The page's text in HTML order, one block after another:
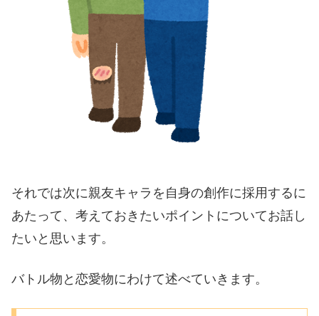
それでは次に親友キャラを自身の創作に採用するに
あたって、考えておきたいポイントについてお話し
たいと思います。
バトル物と恋愛物にわけて述べていきます。